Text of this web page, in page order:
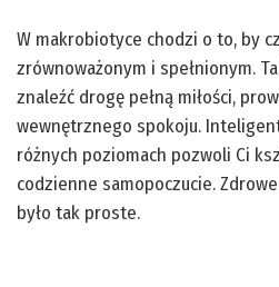
W makrobiotyce chodzi o to, by
zrównoważonym i spełnionym.
znaleźć drogę pełną miłości,
wewnętrznego spokoju.
różnych poziomach pozwoli Ci
codzienne samopoczucie.
było tak proste.